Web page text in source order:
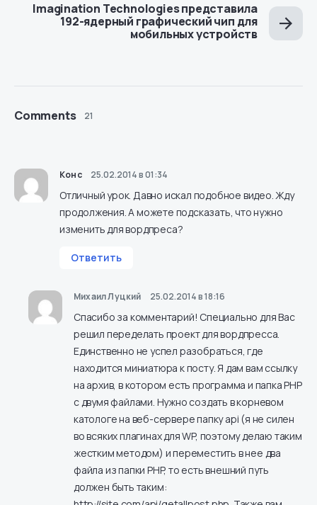
Imagination Technologies представила
192-ядерный графический чип для
мобильных устройств
Comments 21
Конс 25.02.2014 в 01:34
Отличный урок. Давно искал подобное видео. Жду
продолжения. А можете подсказать, что нужно
изменить для вордпреса?
Ответить
Михаил Луцкий 25.02.2014 в 18:16
Спасибо за комментарий! Специально для Вас
решил переделать проект для вордпресса.
Единственно не успел разобраться, где
находится миниатюра к посту. Я дам вам ссылку
на архив, в котором есть программа и папка PHP
с двумя файлами. Нужно создать в корневом
катологе на веб-сервере папку api (я не силен
во всяких плагинах для WP, поэтому делаю таким
жестким методом) и переместить в нее два
файла из папки PHP, то есть внешний путь
должен быть таким: